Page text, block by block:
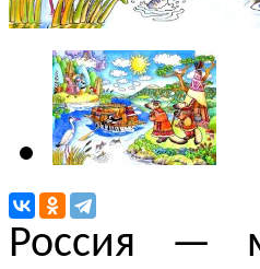
Россия —